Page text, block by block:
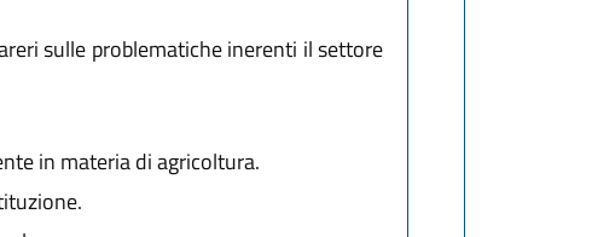
sulle problematiche inerenti il settore
in materia di agricoltura.